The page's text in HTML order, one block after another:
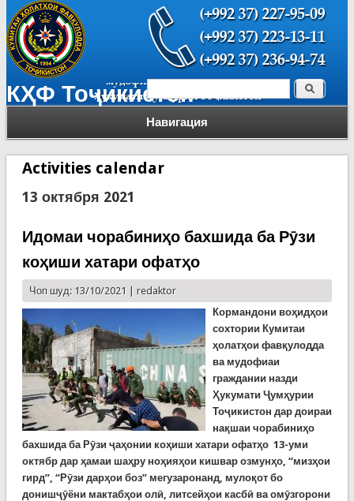
КҲФ Тоҷикистон
Навигация
Форма поиска Поиск
Activities calendar
13 октября 2021
Идомаи чорабиниҳо бахшида ба Рӯзи
коҳиши хатари офатҳо
Чоп шуд: 13/10/2021 | redaktor
Кормандони воҳидҳои
сохтории Кумитаи
ҳолатҳои фавқулодда
ва мудофиаи
граждании назди
Ҳукумати Ҷумҳурии
Тоҷикистон дар доираи
нақшаи чорабиниҳо
бахшида ба Рӯзи ҷаҳонии коҳиши хатари офатҳо 13-уми
октябр дар ҳамаи шаҳру ноҳияҳои кишвар озмунҳо, “мизҳои
гирд”, “Рӯзи дарҳои боз” мегузаронанд, мулоқот бо
донишҷӯёни мактабҳои олӣ, литсейҳои касбӣ ва омӯзгорони